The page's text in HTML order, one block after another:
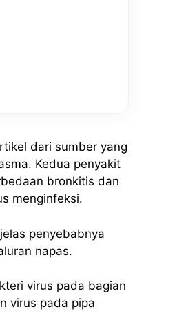
dari sumber yang
Kedua penyakit
bronkitis dan
menginfeksi.
penyebabnya
napas.
virus pada bagian
virus pada pipa